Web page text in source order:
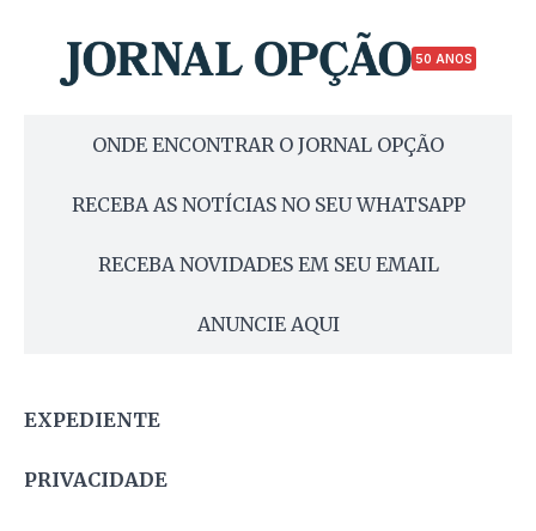
50 ANOS
ONDE ENCONTRAR O JORNAL OPÇÃO
RECEBA AS NOTÍCIAS NO SEU WHATSAPP
RECEBA NOVIDADES EM SEU EMAIL
ANUNCIE AQUI
EXPEDIENTE
PRIVACIDADE